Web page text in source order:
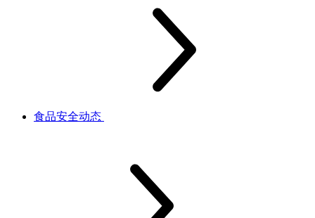
食品安全动态